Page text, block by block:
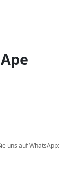
uns auf WhatsApp: